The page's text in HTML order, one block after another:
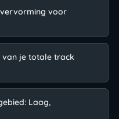
voor
van je totale track
Laag,